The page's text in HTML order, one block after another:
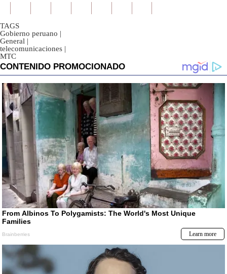
TAGS
Gobierno peruano |
General |
telecomunicaciones |
MTC